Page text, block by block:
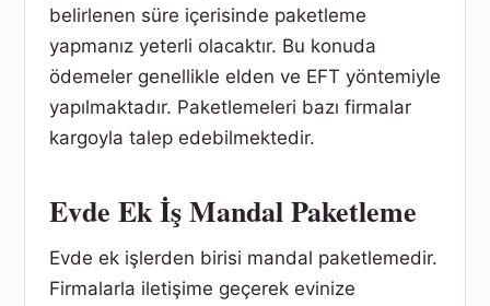
belirlenen süre içerisinde paketleme
yapmanız yeterli olacaktır. Bu konuda
ödemeler genellikle elden ve EFT yöntemiyle
yapılmaktadır. Paketlemeleri bazı firmalar
kargoyla talep edebilmektedir.
Evde Ek İş Mandal Paketleme
Evde ek işlerden birisi mandal paketlemedir.
Firmalarla iletişime geçerek evinize